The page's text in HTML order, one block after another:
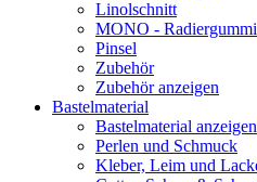
Linolschnitt
MONO -
Pinsel
Zubehör
Zubehör anzeigen
Bastelmaterial
Bastelmaterial anzeigen
Perlen und Schmuck
Kleber, Leim und